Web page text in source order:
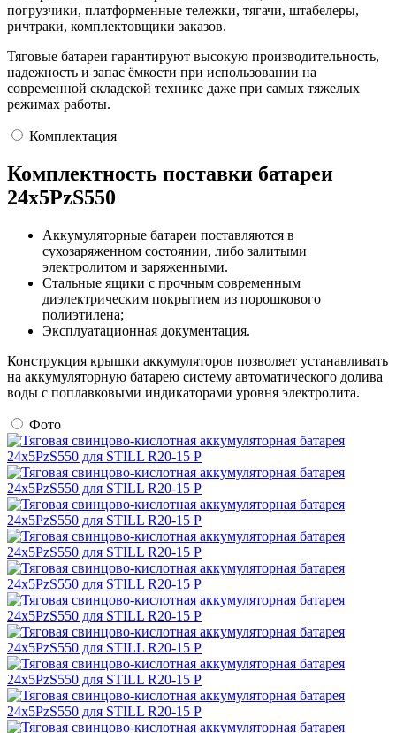
погрузчики, платформенные тележки, тягачи, штабелеры,
ричтраки, комплектовщики заказов.
Тяговые батареи гарантируют высокую производительность,
надежность и запас ёмкости при использовании на
современной складской технике даже при самых тяжелых
режимах работы.
Комплектация
Комплектность поставки батареи
24х5PzS550
Аккумуляторные батареи поставляются в
сухозаряженном состоянии, либо залитыми
электролитом и заряженными.
Стальные ящики с прочным современным
диэлектрическим покрытием из порошкового
полиэтилена;
Эксплуатационная документация.
Конструкция крышки аккумуляторов позволяет устанавливать
на аккумуляторную батарею систему автоматического долива
воды с поплавковыми индикаторами уровня электролита.
Фото